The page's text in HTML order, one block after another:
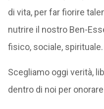
di vita, per far fiorire
nutrire il nostro Ben-
fisico, sociale, spirituale.
Scegliamo oggi verità,
dentro di noi per